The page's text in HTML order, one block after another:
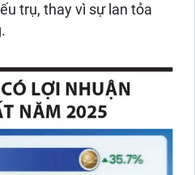
trụ, thay vì sự lan tỏa